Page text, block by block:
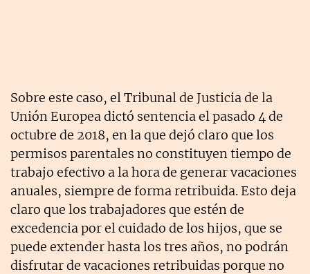
Sobre este caso, el Tribunal de Justicia de la
Unión Europea dictó sentencia el pasado 4 de
octubre de 2018, en la que dejó claro que los
permisos parentales no constituyen tiempo de
trabajo efectivo a la hora de generar vacaciones
anuales, siempre de forma retribuida. Esto deja
claro que los trabajadores que estén de
excedencia por el cuidado de los hijos, que se
puede extender hasta los tres años, no podrán
disfrutar de vacaciones retribuidas porque no